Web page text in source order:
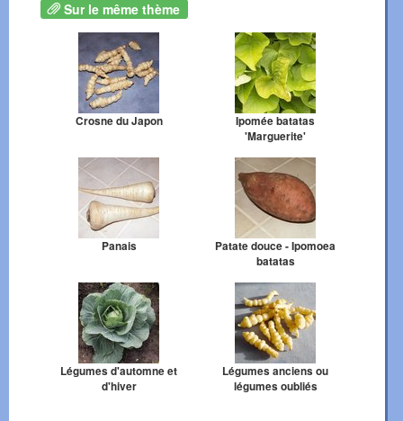
Sur le même thème
Crosne du Japon
Ipomée batatas
'Marguerite'
Panais
Patate douce - Ipomoea
batatas
Légumes d'automne et
d'hiver
Légumes anciens ou
légumes oubliés